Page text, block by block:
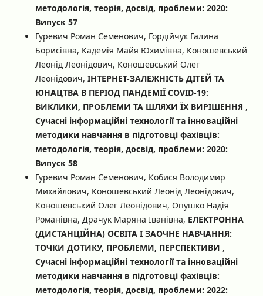
методологія, теорія, досвід, проблеми: 2020:
Випуск 57
Гуревич Роман Семенович, Гордійчук Галина
Борисівна, Кадемія Майя Юхимівна, Коношевський
Леонід Леонідович, Коношевський Олег
Леонідович, ІНТЕРНЕТ-ЗАЛЕЖНІСТЬ ДІТЕЙ ТА
ЮНАЦТВА В ПЕРІОД ПАНДЕМІЇ COVID-19:
ВИКЛИКИ, ПРОБЛЕМИ ТА ШЛЯХИ ЇХ ВИРІШЕННЯ ,
Сучасні інформаційні технології та інноваційні
методики навчання в підготовці фахівців:
методологія, теорія, досвід, проблеми: 2020:
Випуск 58
Гуревич Роман Семенович, Кобися Володимир
Михайлович, Коношевський Леонід Леонідович,
Коношевський Олег Леонідович, Опушко Надія
Романівна, Драчук Маряна Іванівна, ЕЛЕКТРОННА
(ДИСТАНЦІЙНА) ОСВІТА І ЗАОЧНЕ НАВЧАННЯ:
ТОЧКИ ДОТИКУ, ПРОБЛЕМИ, ПЕРСПЕКТИВИ ,
Сучасні інформаційні технології та інноваційні
методики навчання в підготовці фахівців:
методологія, теорія, досвід, проблеми: 2022: